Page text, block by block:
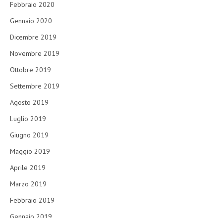
Febbraio 2020
Gennaio 2020
Dicembre 2019
Novembre 2019
Ottobre 2019
Settembre 2019
Agosto 2019
Luglio 2019
Giugno 2019
Maggio 2019
Aprile 2019
Marzo 2019
Febbraio 2019